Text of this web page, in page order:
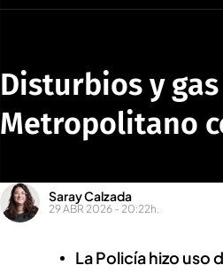
Disturbios y
Metropolitano
Saray Calzada
29 ABR 2026 - 20:22h.
La Policía hizo uso